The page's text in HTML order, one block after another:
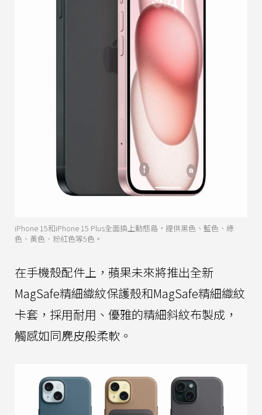
iPhone 15和iPhone 15 Plus全面換上動態島，提供黑色、藍色、綠
色、黃色、粉紅色等5色。
在手機殼配件上，蘋果未來將推出全新
MagSafe精細織紋保護殼和MagSafe精細織紋
卡套，採用耐用、優雅的精細斜紋布製成，
觸感如同麂皮般柔軟。